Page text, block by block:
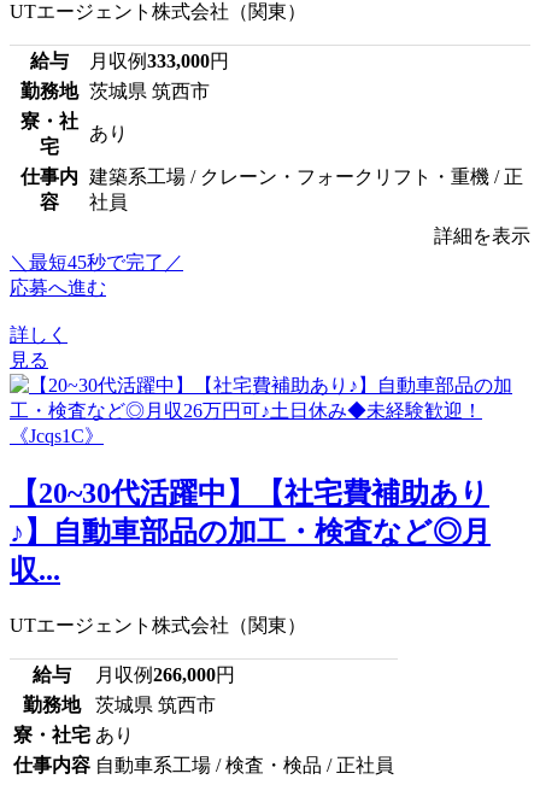
UTエージェント株式会社（関東）
給与 月収例333,000円
勤務地 茨城県 筑西市
寮・社
宅
あり
仕事内
容
建築系工場 / クレーン・フォークリフト・重機 / 正
社員
詳細を表示
＼最短45秒で完了／
応募へ進む
詳しく
見る
【20~30代活躍中】【社宅費補助あり
♪】自動車部品の加工・検査など◎月
収...
UTエージェント株式会社（関東）
給与 月収例266,000円
勤務地
茨城県 筑西市
寮・社宅 あり
仕事内容 自動車系工場 / 検査・検品 / 正社員